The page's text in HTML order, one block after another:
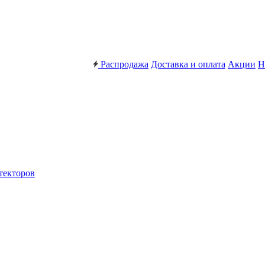
Распродажа Доставка и оплата Акции